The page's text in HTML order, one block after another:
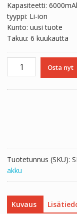
Kapasiteetti:
tyyppi: Li-ion
Kunto: uusi tuote
Takuu: 6 kuukautta
Kannettavan
tietokoneen
Osta nyt
Tuotetunnus (SKU):
akku
Kuvaus